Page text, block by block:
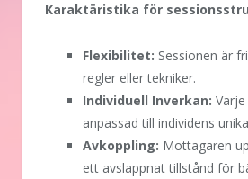
Karaktäristika för
Flexibilitet: Sessionen är
regler eller tekniker.
Individuell Inverkan:
anpassad till individens
Avkoppling: Mottagaren
ett avslappnat tillstånd för